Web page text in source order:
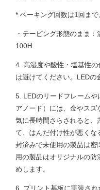
* ベーキング回数は1回まで
・テーピング形態のまま
100H
4. 高湿度や酸性・塩基性
は避けてください。LEDの
5. LEDのリードフレームや
アノード）には、金やス
気に長時間さらされると、
て、はんだ付け性が悪く
封済みで未使用の製品は密
用の製品はオリジナルの
めします。
6. プリント基板に実装され